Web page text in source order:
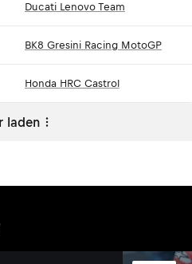
Ducati Lenovo Team
BK8 Gresini Racing MotoGP
Honda HRC Castrol
laden